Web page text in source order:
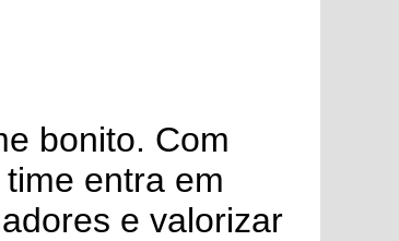
bonito. Com
entra em
e valorizar